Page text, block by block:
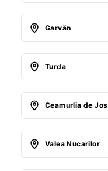
Garvăn
Turda
Ceamurlia de Jos
Valea Nucarilor